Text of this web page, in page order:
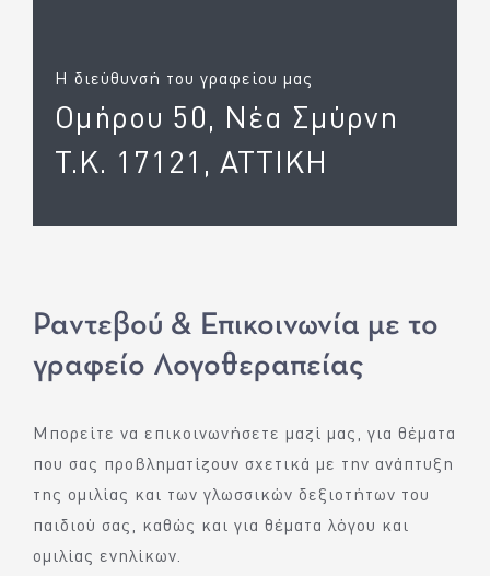
Η διεύθυνσή του γραφείου μας
Ομήρου 50, Νέα Σμύρνη
Τ.Κ. 17121, ΑΤΤΙΚΗ
Ραντεβού & Επικοινωνία με το
γραφείο Λογοθεραπείας
Μπορείτε να επικοινωνήσετε μαζί μας, για θέματα
που σας προβληματίζουν σχετικά με την ανάπτυξη
της ομιλίας και των γλωσσικών δεξιοτήτων του
παιδιού σας, καθώς και για θέματα λόγου και
ομιλίας ενηλίκων.